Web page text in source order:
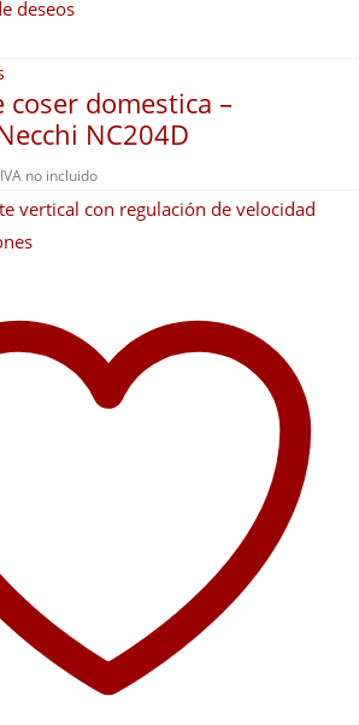
deseos
coser domestica –
NC204D
IVA no incluido
Este
múltiples
variantes.
la
página
de
producto